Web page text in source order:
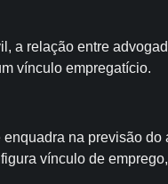
a relação entre
vínculo empregatício.
na previsão
vínculo de